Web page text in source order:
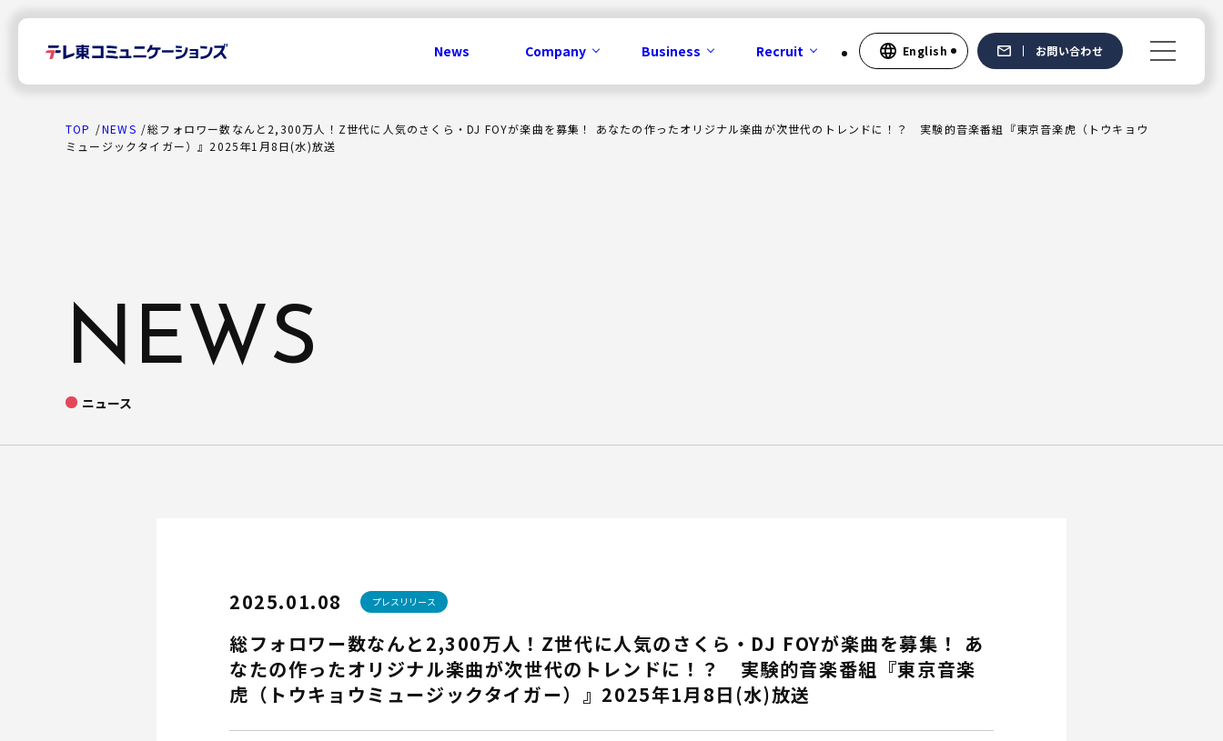
TOP
プレスリリース
Company
News Company Business Recruit English お問い合わせ
TOP NEWS
総フォロワー数なんと2,300万人！Z世代に人気のさくら・DJ FOYが楽曲を募集！ あなたの作ったオリジナル楽曲が次世代のトレンドに！？ 実験的音楽番組『東京音楽虎（トウキョウ
ミュージックタイガー）』2025年1月8日(水)放送
NEWS
ニュース
2025.01.08 プレスリリース
総フォロワー数なんと2,300万人！Z世代に人気のさくら・DJ FOYが楽曲を募集！ あ
なたの作ったオリジナル楽曲が次世代のトレンドに！？ 実験的音楽番組『東京音楽
虎（トウキョウミュージックタイガー）』2025年1月8日(水)放送